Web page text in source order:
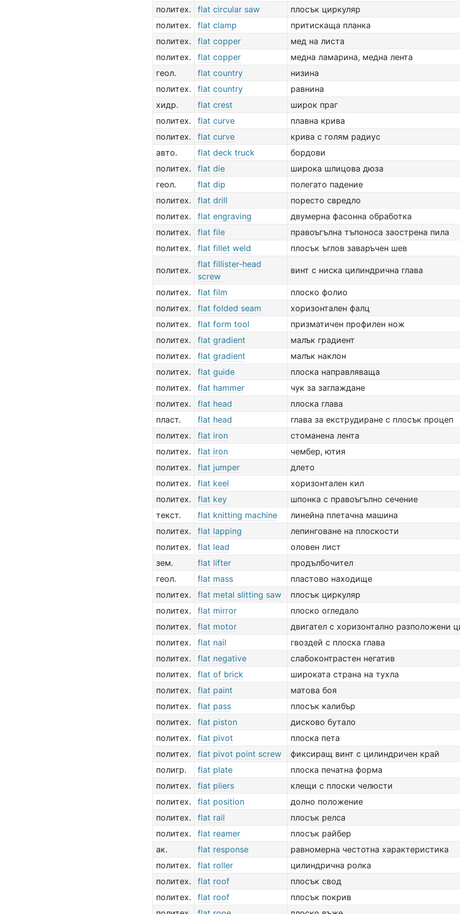
политех.
flat circular saw
плосък циркуляр
политех.
flat clamp
притискаща планка
политех.
flat copper
мед на листа
политех.
flat copper
медна ламарина, медна лента
геол.
flat country
низина
политех.
flat country
равнина
хидр.
flat crest
широк праг
политех.
flat curve
плавна крива
политех.
flat curve
крива с голям радиус
авто.
flat deck truck
бордови
политех.
flat die
широка шлицова дюза
геол.
flat dip
полегато падение
политех.
flat drill
поресто свредло
политех.
flat engraving
двумерна фасонна обработка
политех.
flat file
правоъгълна тъпоноса заострена пила
политех.
flat fillet weld плосък ъглов заваръчен шев
политех.
flat fillister-head
screw
винт с ниска цилиндрична глава
политех. flat film
плоско фолио
политех.
flat folded seam
хоризонтален фалц
политех.
flat form tool
призматичен профилен нож
политех.
flat gradient
малък градиент
политех.
flat gradient
малък наклон
политех.
flat guide
плоска направляваща
политех.
flat hammer
чук за заглаждане
политех.
flat head
плоска глава
пласт.
flat head
глава за екструдиране с плосък процеп
политех.
flat iron
стоманена лента
политех.
flat iron
чембер, ютия
политех.
flat jumper
длето
политех.
flat keel
хоризонтален кил
политех.
flat key
шпонка с правоъгълно сечение
текст.
flat knitting machine
линейна плетачна машина
политех.
flat lapping
лепинговане на плоскости
политех.
flat lead
оловен лист
зем.
flat lifter
продълбочител
геол.
flat mass
пластово находище
политех.
flat metal slitting saw
плосък циркуляр
политех.
flat mirror
плоско огледало
политех.
flat motor
двигател с хоризонтално разположени
политех.
flat nail
гвоздей с плоска глава
политех.
flat negative
слабоконтрастен негатив
политех.
flat of brick
широката страна на тухла
политех.
flat paint
матова боя
политех.
flat pass
плосък калибър
политех.
flat piston
дисково бутало
политех.
flat pivot
плоска пета
политех.
flat pivot point screw
фиксиращ винт с цилиндричен край
полигр.
flat plate
плоска печатна форма
политех.
flat pliers
клещи с плоски челюсти
политех.
flat position
долно положение
политех.
flat rail
плосък релса
политех.
flat reamer
плосък райбер
ак.
flat response
равномерна честотна характеристика
политех.
flat roller
цилиндрична ролка
политех.
flat roof
плосък свод
политех.
flat roof
плосък покрив